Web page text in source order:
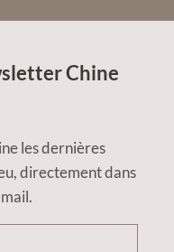
Chine
les dernières
directement dans